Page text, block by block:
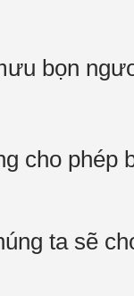
bọn
cho phép
ta sẽ